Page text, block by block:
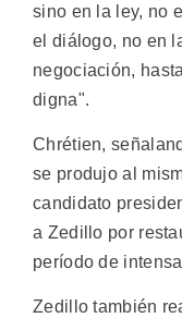
sino en la ley, no
el diálogo, no en
negociación,
digna".
Chrétien,
se produjo al
candidato
a Zedillo por
período de
Zedillo también